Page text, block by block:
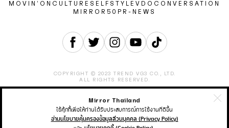
MOVIN’ON CULTURE SELF STYLE VDO CONVERSATION
MIRROR50 PR-NEWS
COPYRIGHT © 2023 TREND VG3 CO., LTD.
ALL RIGHTS RESERVED.
CAREERADVERTISEMENT
TERMS & CONDITION
PRIVACY POLICY
Mirror Thailand
ใช้คุ้กกี้เพื่อให้ท่านได้รับประสบการณ์การใช้งานที่ดีขึ้น
อ่านนโยบายคุ้มครองข้อมูลส่วนบุคคล (Privacy Policy)